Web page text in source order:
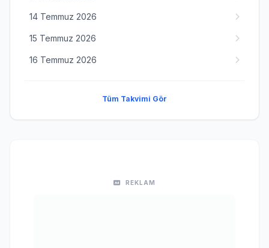
14 Temmuz 2026
15 Temmuz 2026
16 Temmuz 2026
Tüm Takvimi Gör
REKLAM